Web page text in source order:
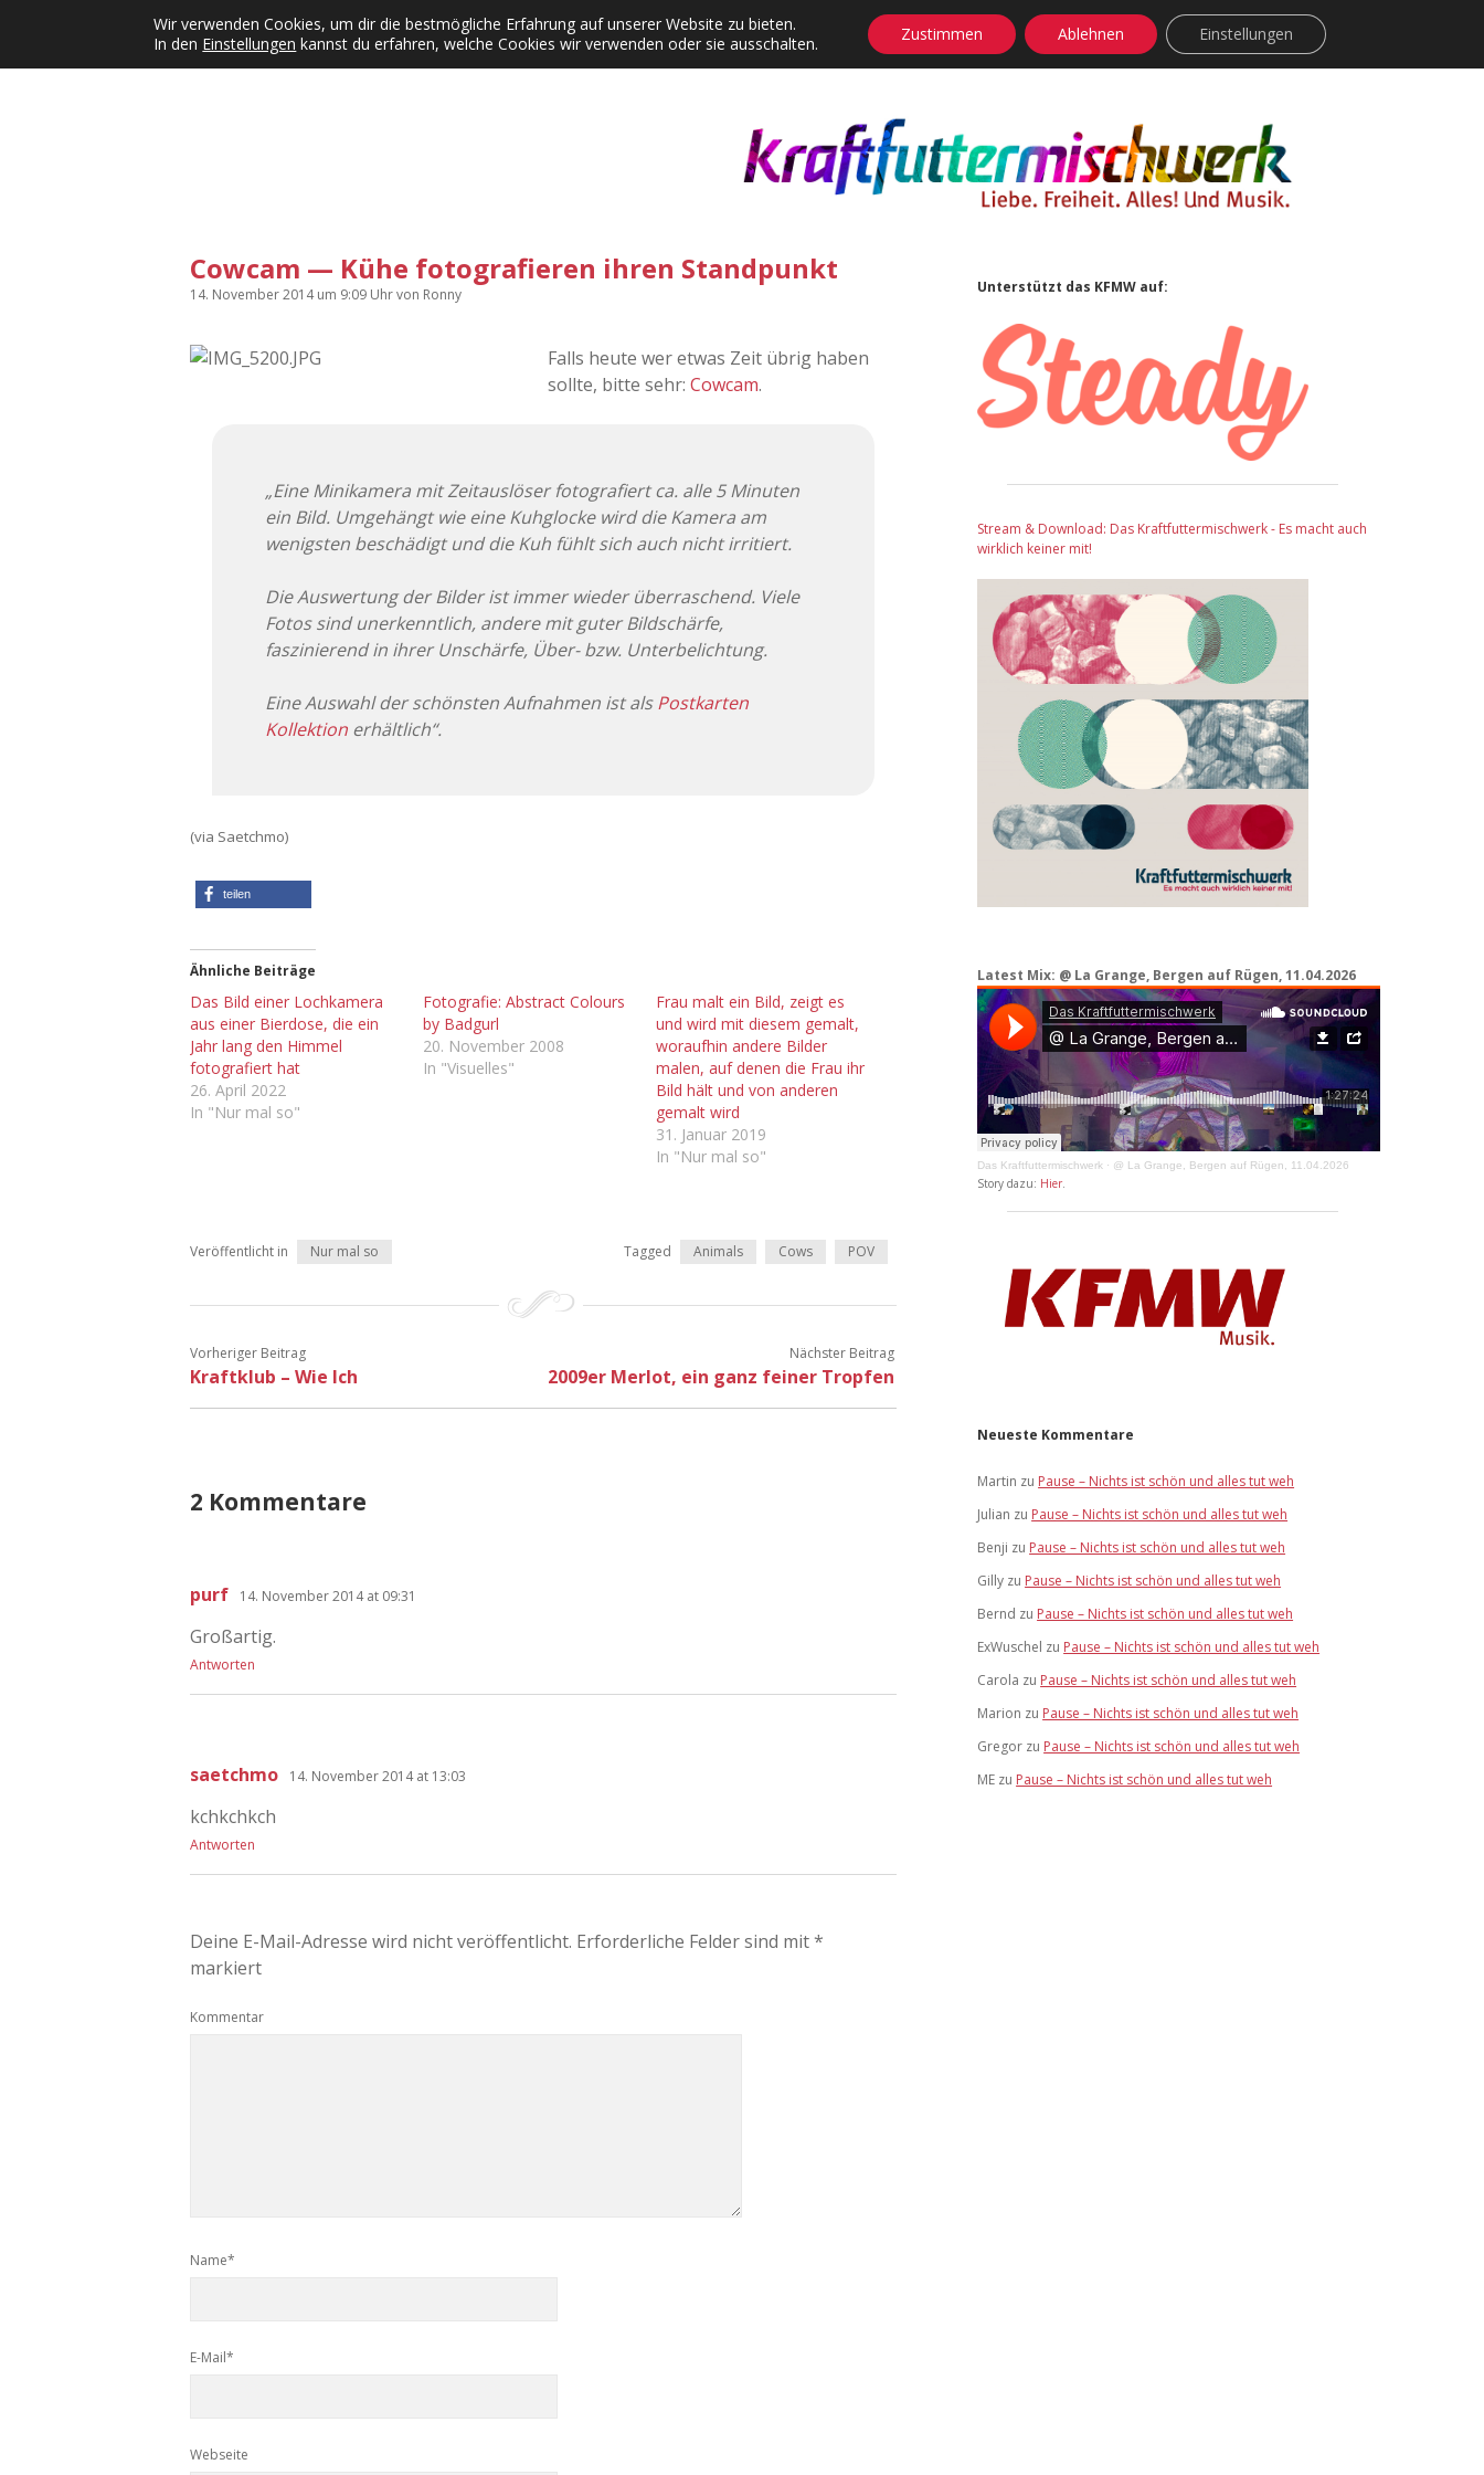
Kategorien Dropdown-Menü öffnen
KFMW-Disco Dates Instagrams Contact Adventskalender Dropdown-Menü öffnen facebook
instagram
rss soundcloud
vimeoBluesky
Cowcam — Kühe fotografieren ihren Standpunkt
14. November 2014um 9:09 Uhrvon Ronny
Falls heute wer etwas Zeit übrig haben
sollte, bitte sehr: Cowcam.
„Eine Minikamera mit Zeitauslöser fotografiert ca. alle 5 Minuten
ein Bild. Umgehängt wie eine Kuhglocke wird die Kamera am
wenigsten beschädigt und die Kuh fühlt sich auch nicht irritiert.
Die Auswertung der Bilder ist immer wieder überraschend. Viele
Fotos sind unerkenntlich, andere mit guter Bildschärfe,
faszinierend in ihrer Unschärfe, Über- bzw. Unterbelichtung.
Eine Auswahl der schönsten Aufnahmen ist alsPostkarten
Kollektion erhältlich“.
(via Saetchmo)
teilen
Ähnliche Beiträge
Das Bild einer Lochkamera
aus einer Bierdose, die ein
Jahr lang den Himmel
fotografiert hat
26. April 2022
In "Nur mal so"
Fotografie: Abstract Colours
by Badgurl
20. November 2008
In "Visuelles"
Frau malt ein Bild, zeigt es
und wird mit diesem gemalt,
woraufhin andere Bilder
malen, auf denen die Frau ihr
Bild hält und von anderen
gemalt wird
31. Januar 2019
In "Nur mal so"
Veröffentlicht in Nur mal so Tagged Animals Cows POV
Vorheriger Beitrag
Kraftklub – Wie Ich
Nächster Beitrag
2009er Merlot, ein ganz feiner Tropfen
2 Kommentare
purf 14. November 2014 at 09:31
Großartig.
Antworten
saetchmo 14. November 2014 at 13:03
kchkchkch
Antworten
Deine E-Mail-Adresse wird nicht veröffentlicht. Erforderliche Felder sind mit*
markiert
Kommentar
Name*
E-Mail*
Webseite
Sidebar
Unterstützt das KFMW auf:
Stream & Download: Das Kraftfuttermischwerk - Es macht auch
wirklich keiner mit!
Latest Mix: @ La Grange, Bergen auf Rügen, 11.04.2026
Das Kraftfuttermischwerk · @ La Grange, Bergen auf Rügen, 11.04.2026
Story dazu: Hier.
Neueste Kommentare
Martin zu Pause – Nichts ist schön und alles tut weh
Julian zu Pause – Nichts ist schön und alles tut weh
Benji zu Pause – Nichts ist schön und alles tut weh
Gilly zu Pause – Nichts ist schön und alles tut weh
Bernd zu Pause – Nichts ist schön und alles tut weh
ExWuschel zu Pause – Nichts ist schön und alles tut weh
Carola zu Pause – Nichts ist schön und alles tut weh
Marion zu Pause – Nichts ist schön und alles tut weh
Gregor zu Pause – Nichts ist schön und alles tut weh
ME zu Pause – Nichts ist schön und alles tut weh
Wir verwenden Cookies, um dir die bestmögliche Erfahrung auf unserer Website zu bieten.
In den Einstellungen kannst du erfahren, welche Cookies wir verwenden oder sie ausschalten. Zustimmen Ablehnen Einstellungen